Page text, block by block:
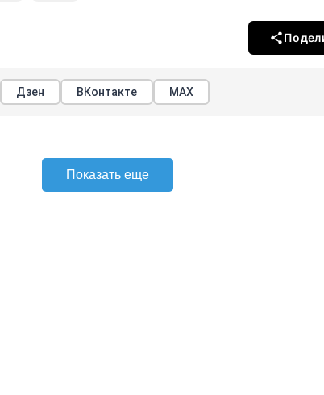
Дзен ВКонтакте МАХ
Показать еще